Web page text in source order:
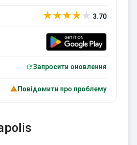
★★★★★ 3.70
Запросити оновлення
Повідомити про проблему